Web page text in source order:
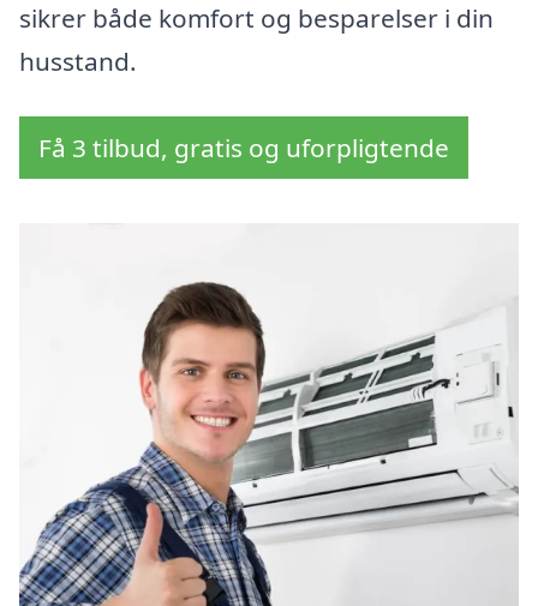
sikrer både komfort og besparelser i din
husstand.
Få 3 tilbud, gratis og uforpligtende